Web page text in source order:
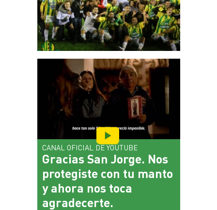
Plantel
Escuela de fútbol
JUVENIL
Noticias
Plantel
INFANTILES
Noticias
Escuela de fútbol
CANAL OFICIAL DE YOUTUBE
Gracias San Jorge. Nos
protegiste con tu manto
y ahora nos toca
agradecerte.